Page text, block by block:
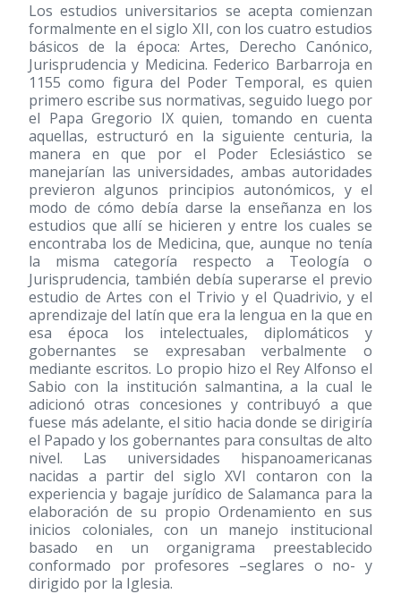
Los estudios universitarios se acepta comienzan
formalmente en el siglo XII, con los cuatro estudios
básicos de la época: Artes, Derecho Canónico,
Jurisprudencia y Medicina. Federico Barbarroja en
1155 como figura del Poder Temporal, es quien
primero escribe sus normativas, seguido luego por
el Papa Gregorio IX quien, tomando en cuenta
aquellas, estructuró en la siguiente centuria, la
manera en que por el Poder Eclesiástico se
manejarían las universidades, ambas autoridades
previeron algunos principios autonómicos, y el
modo de cómo debía darse la enseñanza en los
estudios que allí se hicieren y entre los cuales se
encontraba los de Medicina, que, aunque no tenía
la misma categoría respecto a Teología o
Jurisprudencia, también debía superarse el previo
estudio de Artes con el Trivio y el Quadrivio, y el
aprendizaje del latín que era la lengua en la que en
esa época los intelectuales, diplomáticos y
gobernantes se expresaban verbalmente o
mediante escritos. Lo propio hizo el Rey Alfonso el
Sabio con la institución salmantina, a la cual le
adicionó otras concesiones y contribuyó a que
fuese más adelante, el sitio hacia donde se dirigiría
el Papado y los gobernantes para consultas de alto
nivel. Las universidades hispanoamericanas
nacidas a partir del siglo XVI contaron con la
experiencia y bagaje jurídico de Salamanca para la
elaboración de su propio Ordenamiento en sus
inicios coloniales, con un manejo institucional
basado en un organigrama preestablecido
conformado por profesores –seglares o no- y
dirigido por la Iglesia.